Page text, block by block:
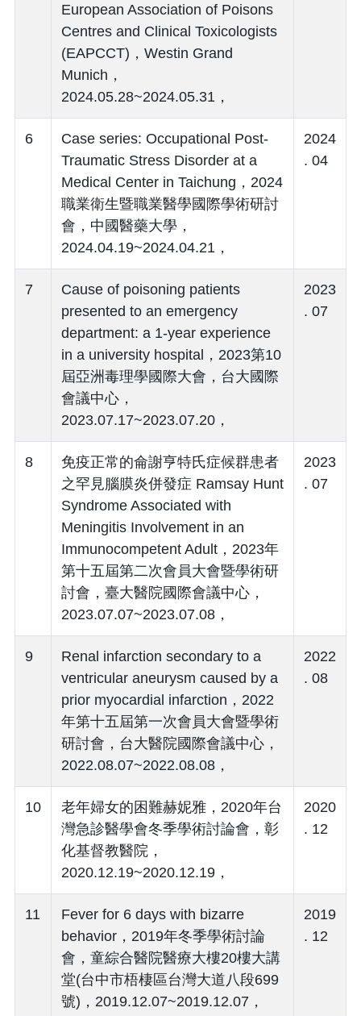
European Association of Poisons
Centres and Clinical Toxicologists
(EAPCCT)，Westin Grand
Munich，
2024.05.28~2024.05.31，
6
Case series: Occupational Post-
Traumatic Stress Disorder at a
Medical Center in Taichung，2024
職業衛生暨職業醫學國際學術研討
會，中國醫藥大學，
2024.04.19~2024.04.21，
2024
. 04
7
Cause of poisoning patients
presented to an emergency
department: a 1-year experience
in a university hospital，2023第10
屆亞洲毒理學國際大會，台大國際
會議中心，
2023.07.17~2023.07.20，
2023
. 07
8
免疫正常的侖謝亨特氏症候群患者
之罕見腦膜炎併發症 Ramsay Hunt
Syndrome Associated with
Meningitis Involvement in an
Immunocompetent Adult，2023年
第十五屆第二次會員大會暨學術研
討會，臺大醫院國際會議中心，
2023.07.07~2023.07.08，
2023
. 07
9
Renal infarction secondary to a
ventricular aneurysm caused by a
prior myocardial infarction，2022
年第十五屆第一次會員大會暨學術
研討會，台大醫院國際會議中心，
2022.08.07~2022.08.08，
2022
. 08
10
老年婦女的困難赫妮雅，2020年台
灣急診醫學會冬季學術討論會，彰
化基督教醫院，
2020.12.19~2020.12.19，
2020
. 12
11
Fever for 6 days with bizarre
behavior，2019年冬季學術討論
會，童綜合醫院醫療大樓20樓大講
堂(台中市梧棲區台灣大道八段699
號)，2019.12.07~2019.12.07，
2019
. 12